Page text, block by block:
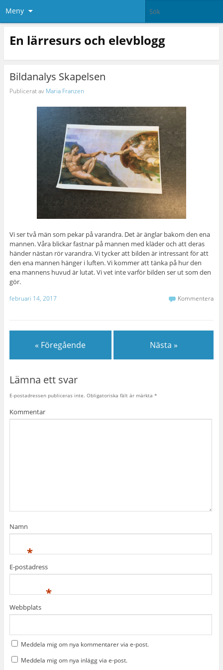
Meny
En lärresurs och elevblogg
Bildanalys Skapelsen
Publicerat av Maria Franzen
Vi ser två män som pekar på varandra. Det är änglar bakom den ena
mannen. Våra blickar fastnar på mannen med kläder och att deras
händer nästan rör varandra. Vi tycker att bilden är intressant för att
den ena mannen hänger i luften. Vi kommer att tänka på hur den
ena mannens huvud är lutat. Vi vet inte varför bilden ser ut som den
gör.
februari 14, 2017 Kommentera
« Föregående Nästa »
Lämna ett svar
E-postadressen publiceras inte. Obligatoriska fält är märkta *
Kommentar
Namn
*
E-postadress
*
Webbplats
Meddela mig om nya kommentarer via e-post.
Meddela mig om nya inlägg via e-post.